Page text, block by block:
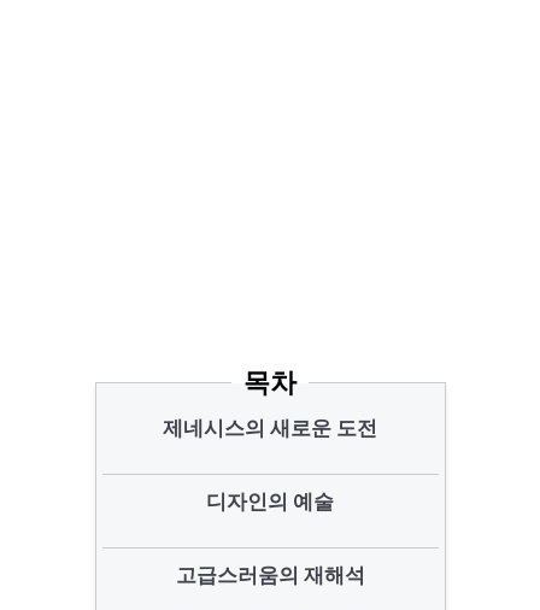
목차
제네시스의 새로운 도전
디자인의 예술
고급스러움의 재해석